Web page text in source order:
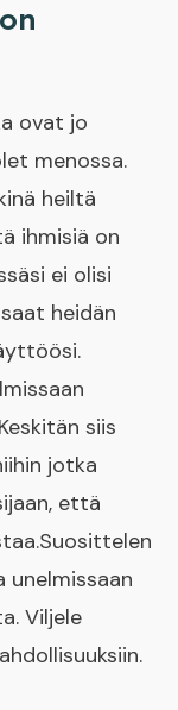
ovat jo
menossa.
heiltä
ihmisiä on
ei olisi
heidän
siis
jotka
että
unelmissaan
Viljele